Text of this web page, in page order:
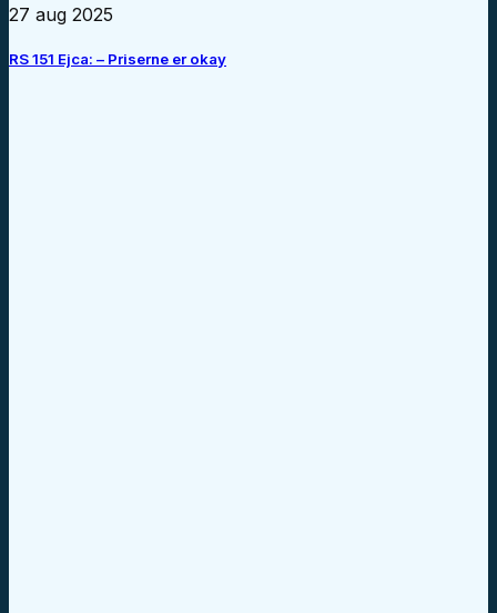
27 aug 2025
RS 151 Ejca: – Priserne er okay